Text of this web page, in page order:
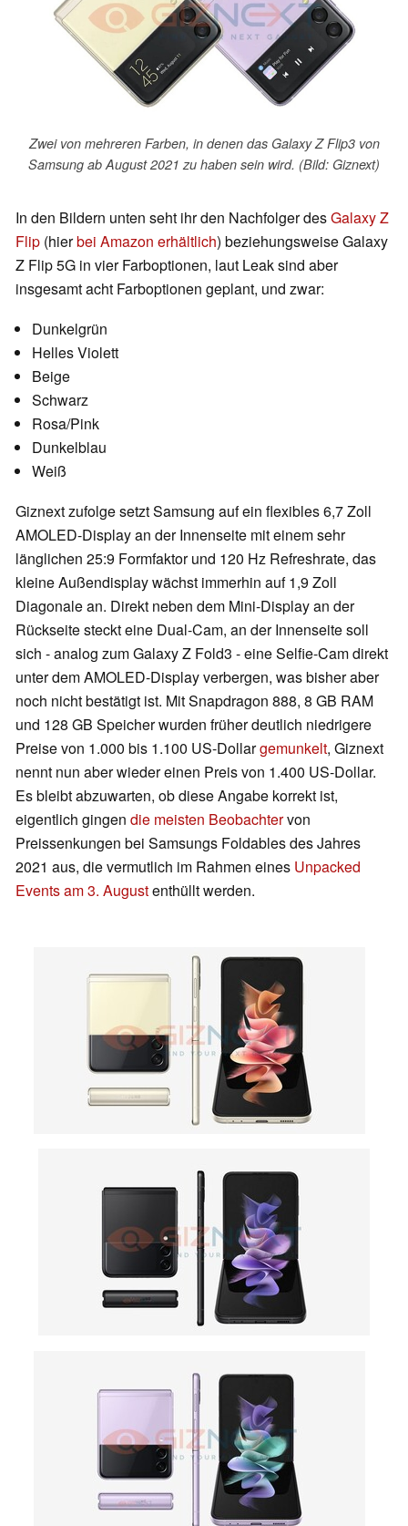
Zwei von mehreren Farben, in denen das Galaxy Z Flip3 von
Samsung ab August 2021 zu haben sein wird. (Bild: Giznext)
In den Bildern unten seht ihr den Nachfolger desGalaxy Z
Flip (hierbei Amazon erhältlich) beziehungsweise Galaxy
Z Flip 5G in vier Farboptionen, laut Leak sind aber
insgesamt acht Farboptionen geplant, und zwar:
Dunkelgrün
Helles Violett
Beige
Schwarz
Rosa/Pink
Dunkelblau
Weiß
Giznext zufolge setzt Samsung auf ein flexibles 6,7 Zoll
AMOLED-Display an der Innenseite mit einem sehr
länglichen 25:9 Formfaktor und 120 Hz Refreshrate, das
kleine Außendisplay wächst immerhin auf 1,9 Zoll
Diagonale an. Direkt neben dem Mini-Display an der
Rückseite steckt eine Dual-Cam, an der Innenseite soll
sich - analog zum Galaxy Z Fold3 - eine Selfie-Cam direkt
unter dem AMOLED-Display verbergen, was bisher aber
noch nicht bestätigt ist. Mit Snapdragon 888, 8 GB RAM
und 128 GB Speicher wurden früher deutlich niedrigere
Preise von 1.000 bis 1.100 US-Dollargemunkelt, Giznext
nennt nun aber wieder einen Preis von 1.400 US-Dollar.
Es bleibt abzuwarten, ob diese Angabe korrekt ist,
eigentlich gingen die meisten Beobachtervon
Preissenkungen bei Samsungs Foldables des Jahres
2021 aus, die vermutlich im Rahmen eines Unpacked
Events am 3. Augustenthüllt werden.